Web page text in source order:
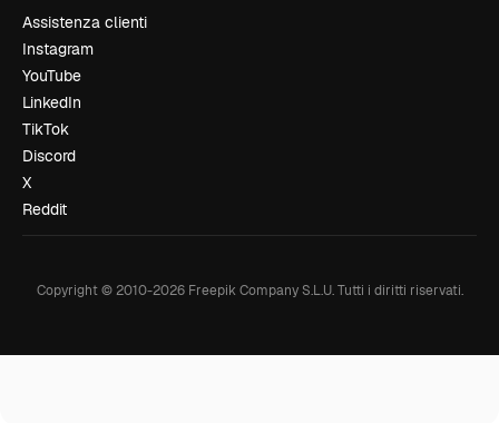
Assistenza clienti
Instagram
YouTube
LinkedIn
TikTok
Discord
X
Reddit
Copyright © 2010-2026Freepik Company S.L.U. Tutti i diritti riservati.